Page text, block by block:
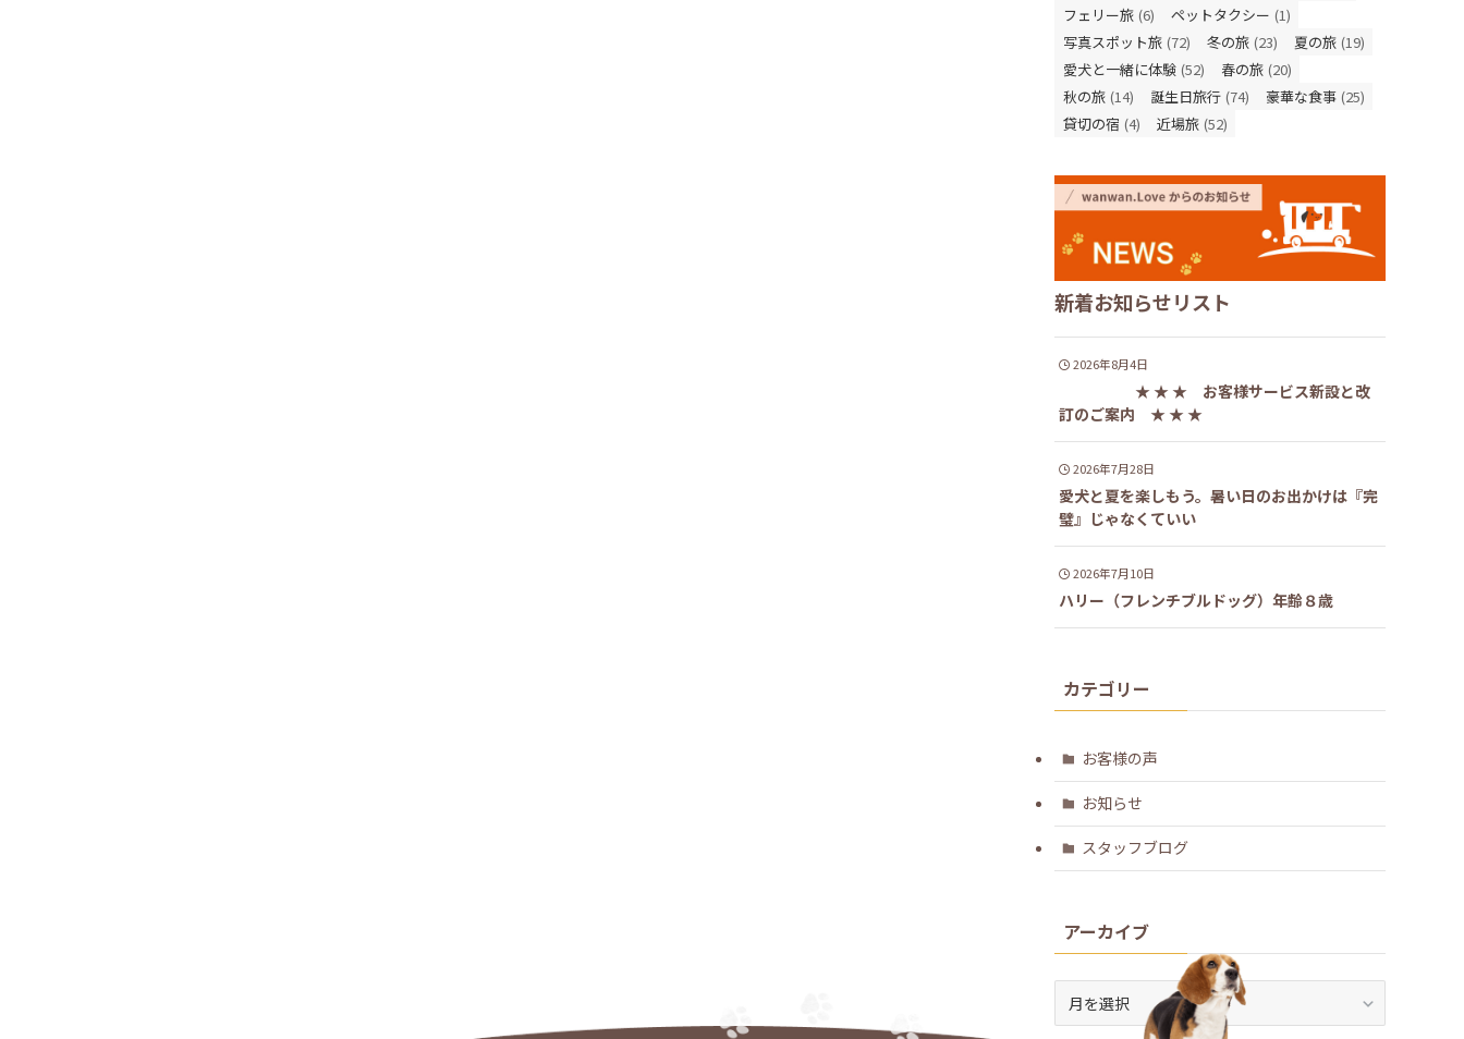
フェリー旅 (6) ペットタクシー (1)
写真スポット旅 (72) 冬の旅 (23) 夏の旅 (19)
愛犬と一緒に体験 (52) 春の旅 (20)
秋の旅 (14) 誕生日旅行 (74) 豪華な食事 (25)
貸切の宿 (4) 近場旅 (52)
新着お知らせリスト
2026年8月4日
★ ★ ★ お客様サービス新設と改
訂のご案内 ★ ★ ★
2026年7月28日
愛犬と夏を楽しもう。暑い日のお出かけは『完
璧』じゃなくていい
2026年7月10日
ハリー（フレンチブルドッグ）年齢８歳
カテゴリー
お客様の声
お知らせ
スタッフブログ
アーカイブ